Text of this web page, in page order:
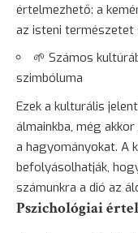
értelmezhető: a
az isteni természetet
🌱 Számos
szimbóluma
Ezek a kulturális
álmainkba, még
a hagyományokat. A
befolyásolhatják,
számunkra a dió az
Pszichológiai